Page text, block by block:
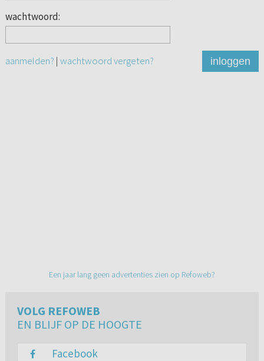
wachtwoord:
aanmelden? | wachtwoord vergeten? inloggen
Een jaar lang geen advertenties zien op Refoweb?
VOLG REFOWEB
EN BLIJF OP DE HOOGTE
Facebook